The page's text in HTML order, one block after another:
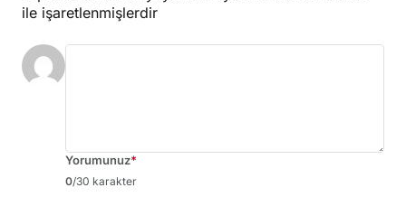
ile işaretlenmişlerdir
Yorumunuz*
0/30 karakter